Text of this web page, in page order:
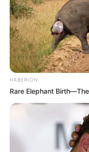
HABERION
Rare Elephant